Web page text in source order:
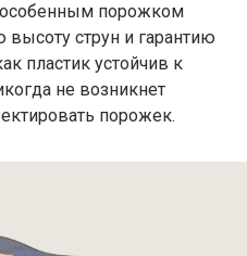
порожком
струн и гарантию
пластик устойчив к
не возникнет
порожек.